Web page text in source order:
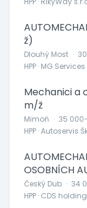
ž)
Dlouhý Most ·
HPP · MG
Mechanici a
m/ž
Mimoň · 35
HPP · Autoservis
OSOBNÍCH
Český Dub · 34
HPP · CDS